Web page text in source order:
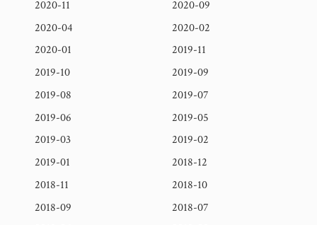
2020-11
2020-09
2020-04
2020-02
2020-01
2019-11
2019-10
2019-09
2019-08
2019-07
2019-06
2019-05
2019-03
2019-02
2019-01
2018-12
2018-11
2018-10
2018-09
2018-07